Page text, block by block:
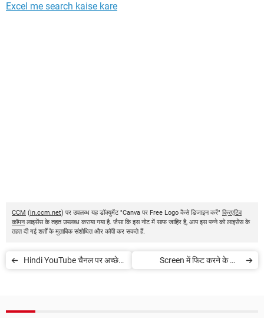
Excel me search kaise kare
CCM (in.ccm.net) पर उपलब्ध यह डॉक्युमेंट "Canva पर Free Logo कैसे डिजाइन करें" क्रिएटिव
कॉमनलाइसेंस के तहत उपलब्ध कराया गया है. जैसा कि इस नोट में साफ जाहिर है, आप इस पन्ने को लाइसेंस के
तहत दी गई शर्तों के मुताबिक संशोधित और कॉपी कर सकते हैं.
Hindi YouTube चैनल पर अच्छे
Screen में फिट करने के लिए